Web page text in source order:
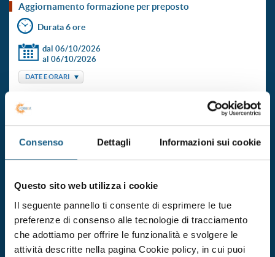
Consenso Dettagli Informazioni sui cookie
Questo sito web utilizza i cookie
Il seguente pannello ti consente di esprimere le tue
preferenze di consenso alle tecnologie di tracciamento
che adottiamo per offrire le funzionalità e svolgere le
attività descritte nella pagina Cookie policy, in cui puoi
aggiornamento formazione per preposto
Durata 6 ore
dal 06/10/2026
al 06/10/2026
DATE E ORARI
€ 110.00+ IVA
aggiornamento formazione per preposto
dal 09/11/2026
al 09/11/2026
DATE E ORARI
€ 110.00 + IVA